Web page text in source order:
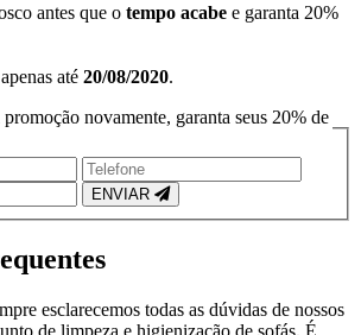
antes que o tempo acabe e garanta 20%
até 20/08/2020.
novamente, garanta seus 20% de
ENVIAR
esclarecemos todas as dúvidas de nossos